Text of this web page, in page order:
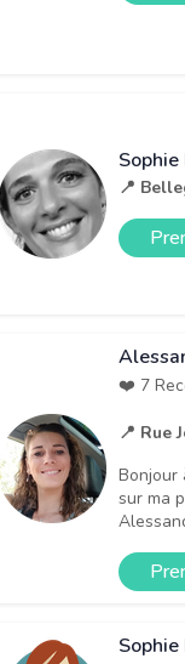
Sophie
📍
❤️ 7
📍 Rue
Bonjour
sur ma